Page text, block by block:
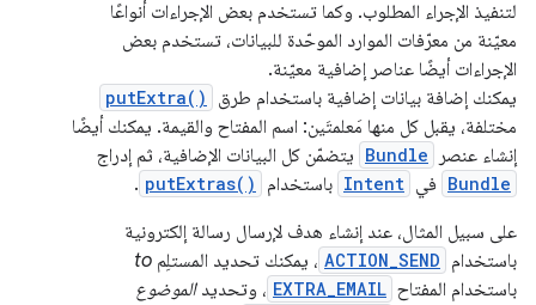
لتنفيذ الإجراء المطلوب. وكما تستخدم بعض الإجراءات أنواعًا
معيّنة من معرّفات الموارد الموحّدة للبيانات، تستخدم بعض
الإجراءات أيضًا عناصر إضافية معيّنة.
يمكنك إضافة بيانات إضافية باستخدام طرق
putExtra()
مختلفة، يقبل كل منها مَعلمتَين: اسم المفتاح والقيمة. يمكنك أيضًا
إنشاء عنصر
Bundle يتضمّن كل البيانات الإضافية، ثم إدراج
Bundle في Intent باستخدام putExtras()
.
على سبيل المثال، عند إنشاء هدف لإرسال رسالة إلكترونية
باستخدام ACTION_SEND ، يمكنك تحديد المستلِم to
باستخدام المفتاح EXTRA_EMAIL ، وتحديدالموضوع